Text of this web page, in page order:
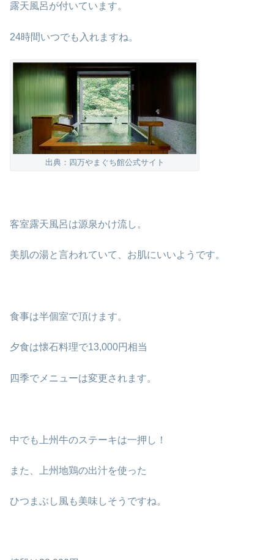
露天風呂が付いています。
24時間いつでも入れますね。
出典：四万やまぐち館公式サイト
客室露天風呂は源泉かけ流し。
美肌の湯と言われていて、お肌にいいようです。
食事は半個室で頂けます。
夕食は懐石料理で13,000円相当
四季でメニューは変更されます。
中でも上州牛のステーキは一押し！
また、上州地鶏の出汁を使った
ひつまぶし風も美味しそうですね。